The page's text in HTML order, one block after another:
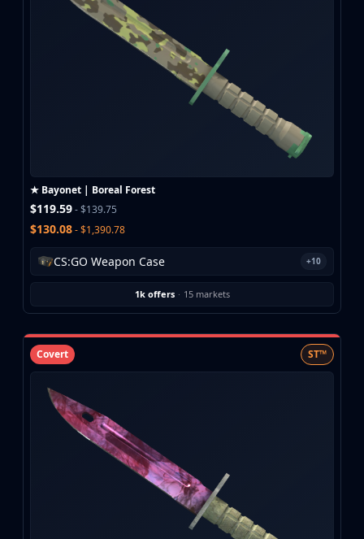
★ Bayonet | Boreal Forest
$119.59- $139.75
$130.08- $1,390.78
CS:GO Weapon Case +10
1k offers · 15 markets
Covert ST™